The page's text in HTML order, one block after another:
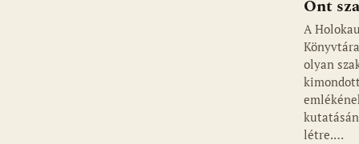
Önt
A
olyan
létre.…